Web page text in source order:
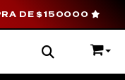
DE $150000